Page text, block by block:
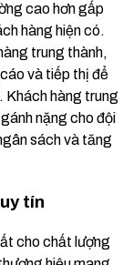
cao hơn gấp
hàng hiện có.
trung thành,
và tiếp thị để
Khách hàng trung
nặng cho đội
sách và tăng
tín
cho chất lượng